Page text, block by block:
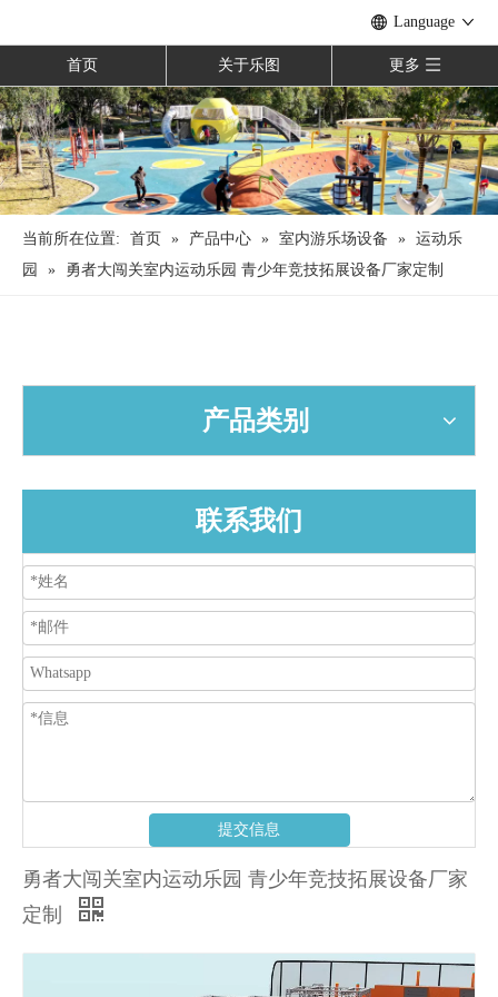
Language
首页 关于乐图 更多
当前所在位置: 首页 » 产品中心 » 室内游乐场设备 » 运动乐
园
» 勇者大闯关室内运动乐园 青少年竞技拓展设备厂家定制
产品类别
联系我们
提交信息
勇者大闯关室内运动乐园 青少年竞技拓展设备厂家
定制